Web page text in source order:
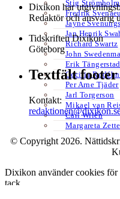
Stig Strömholm
Fredrik
Jayne
Jan Henrik
Richard Swartz
John
Erik Tängerstad
Cecilia
Per Arne Tjäder
Jarl Torgerson
Mikael van
Carl Wilén
Margareta
Dixikon har
Redaktör och ansvarig
Tidskriften Dixikon
Göteborg
Textfält footer
Kontakt:
© Copyright 2026.
Dixikon använder cookies för
tack